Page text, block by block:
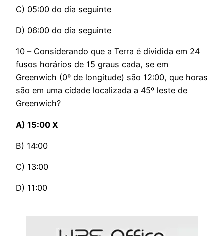
C) 05:00 do dia seguinte
D) 06:00 do dia seguinte
10 – Considerando que a Terra é dividida em 24
fusos horários de 15 graus cada, se em
Greenwich (0º de longitude) são 12:00, que horas
são em uma cidade localizada a 45º leste de
Greenwich?
A) 15:00 X
B) 14:00
C) 13:00
D) 11:00